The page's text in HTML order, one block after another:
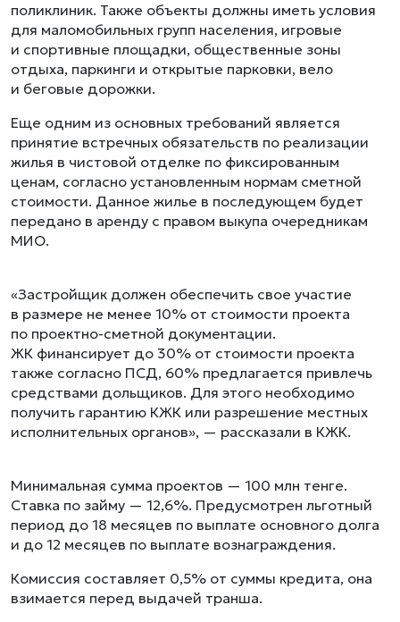
поликлиник. Также объекты должны иметь условия
для маломобильных групп населения, игровые
и спортивные площадки, общественные зоны
отдыха, паркинги и открытые парковки, вело
и беговые дорожки.
Еще одним из основных требований является
принятие встречных обязательств по реализации
жилья в чистовой отделке по фиксированным
ценам, согласно установленным нормам сметной
стоимости. Данное жилье в последующем будет
передано в аренду с правом выкупа очередникам
МИО.
«Застройщик должен обеспечить свое участие
в размере не менее 10% от стоимости проекта
по проектно-сметной документации.
ЖК финансирует до 30% от стоимости проекта
также согласно ПСД, 60% предлагается привлечь
средствами дольщиков. Для этого необходимо
получить гарантию КЖК или разрешение местных
исполнительных органов», — рассказали в КЖК.
Минимальная сумма проектов — 100 млн тенге.
Ставка по займу — 12,6%. Предусмотрен льготный
период до 18 месяцев по выплате основного долга
и до 12 месяцев по выплате вознаграждения.
Комиссия составляет 0,5% от суммы кредита, она
взимается перед выдачей транша.